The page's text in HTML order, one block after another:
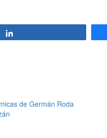
de Germán Roda